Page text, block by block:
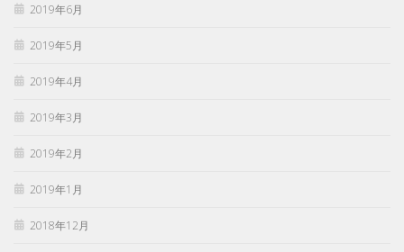
2019年6月
2019年5月
2019年4月
2019年3月
2019年2月
2019年1月
2018年12月